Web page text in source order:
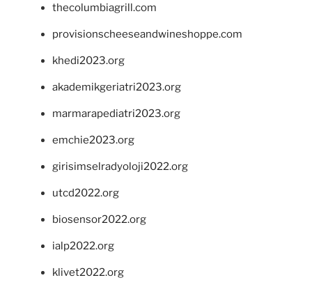
thecolumbiagrill.com
provisionscheeseandwineshoppe.com
khedi2023.org
akademikgeriatri2023.org
marmarapediatri2023.org
emchie2023.org
girisimselradyoloji2022.org
utcd2022.org
biosensor2022.org
ialp2022.org
klivet2022.org